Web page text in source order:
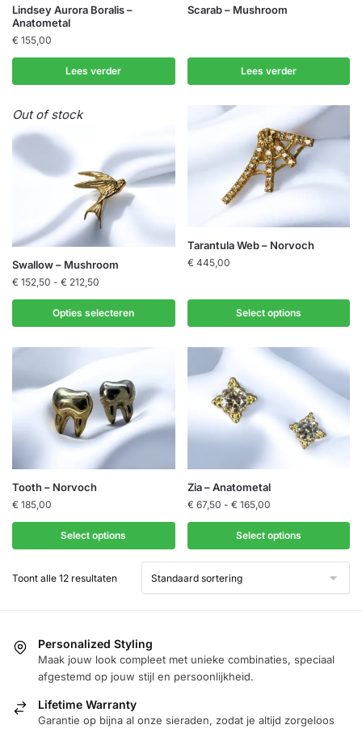
Lindsey Aurora Boralis –
Anatometal
€ 155,00
Lees verder
Scarab – Mushroom
Lees verder
Out of stock
Swallow – Mushroom
€ 152,50 - € 212,50
tot
€ 212,50
Opties selecteren
Dit
product
heeft
meerdere
kan
gekozen
worden
productpagina
Tarantula Web – Norvoch
€ 445,00
Select options
Tooth – Norvoch
€ 185,00
Select options
Dit
product
heeft
meerdere
Deze
gekozen
worden
de
productpagina
Zia – Anatometal
€ 67,50 - € 165,00Prijsklasse:
tot
€ 165,00
Select options
Dit
product
heeft
meerdere
variaties.
Deze
worden
op
productpagina
Toont alle 12 resultaten
Personalized Styling
Maak jouw look compleet met unieke combinaties, speciaal
afgestemd op jouw stijl en persoonlijkheid.
Lifetime Warranty
Garantie op bijna al onze sieraden, zodat je altijd zorgeloos